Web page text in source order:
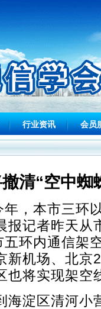
行业资讯 会员
清“空中蜘
，本市三环
报记者昨天从
五环内通信架
新机场、北京
也将实现架空
淀区清河小